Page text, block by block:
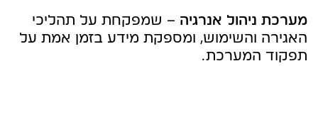
מערכת ניהול אנרגיה – שמפקחת על תהליכי
האגירה והשימוש, ומספקת מידע בזמן אמת על
תפקוד המערכת.